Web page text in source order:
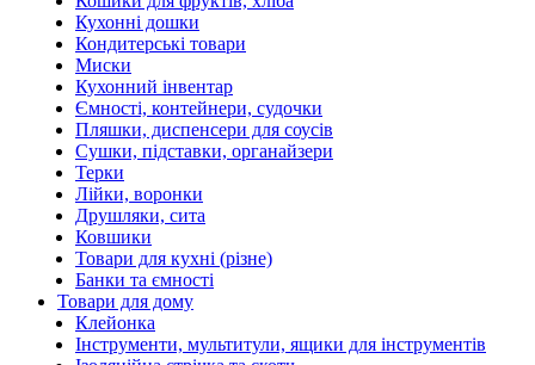
Кухонні дошки
Кондитерські товари
Миски
Кухонний інвентар
Ємності, контейнери, судочки
Пляшки, диспенсери для соусів
Сушки, підставки, органайзери
Терки
Лійки, воронки
Друшляки, сита
Ковшики
Товари для кухні (різне)
Банки та ємності
Товари для дому
Клейонка
Інструменти, мультитули, ящики для інструментів